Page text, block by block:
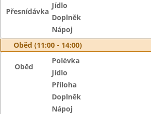
Přesnídávka
Jídlo
Doplněk
Nápoj
Oběd (11:00 - 14:00)
Oběd
Polévka
Jídlo
Příloha
Doplněk
Nápoj